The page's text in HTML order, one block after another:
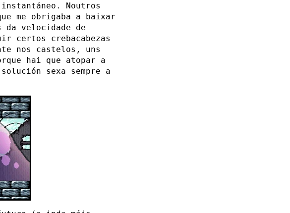
Noutros
me obrigaba a baixar
velocidade de
certos crebacabezas
nos castelos, uns
hai que atopar a
sexa sempre a